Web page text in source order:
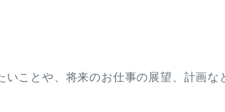
いことや、将来のお仕事の展望、計画